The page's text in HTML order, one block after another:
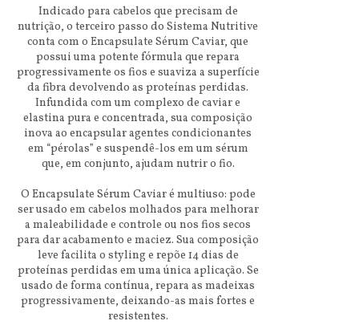
Indicado para cabelos que precisam de
nutrição, o terceiro passo do Sistema Nutritive
conta com o Encapsulate Sérum Caviar, que
possui uma potente fórmula que repara
progressivamente os fios e suaviza a superfície
da fibra devolvendo as proteínas perdidas.
Infundida com um complexo de caviar e
elastina pura e concentrada, sua composição
inova ao encapsular agentes condicionantes
em “pérolas” e suspendê-los em um sérum
que, em conjunto, ajudam nutrir o fio.
O Encapsulate Sérum Caviar é multiuso: pode
ser usado em cabelos molhados para melhorar
a maleabilidade e controle ou nos fios secos
para dar acabamento e maciez. Sua composição
leve facilita o styling e repõe 14 dias de
proteínas perdidas em uma única aplicação. Se
usado de forma contínua, repara as madeixas
progressivamente, deixando-as mais fortes e
resistentes.